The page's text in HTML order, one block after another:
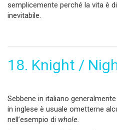
semplicemente perché la vita è
inevitabile.
18. Knight /
Sebbene in italiano
in inglese è usuale ometterne
nell’esempio di whole.